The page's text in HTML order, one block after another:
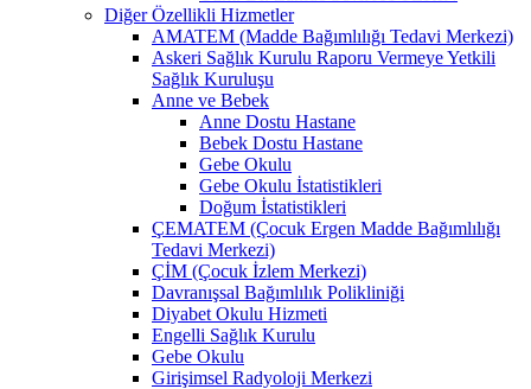
Diğer Özellikli Hizmetler
AMATEM (Madde Bağımlılığı Tedavi Merkezi)
Askeri Sağlık Kurulu Raporu Vermeye Yetkili
Sağlık Kuruluşu
Anne ve Bebek
Anne Dostu Hastane
Bebek Dostu Hastane
Gebe Okulu
Gebe Okulu İstatistikleri
Doğum İstatistikleri
ÇEMATEM (Çocuk Ergen Madde Bağımlılığı
Tedavi Merkezi)
ÇİM (Çocuk İzlem Merkezi)
Davranışsal Bağımlılık Polikliniği
Diyabet Okulu Hizmeti
Engelli Sağlık Kurulu
Gebe Okulu
Girişimsel Radyoloji Merkezi